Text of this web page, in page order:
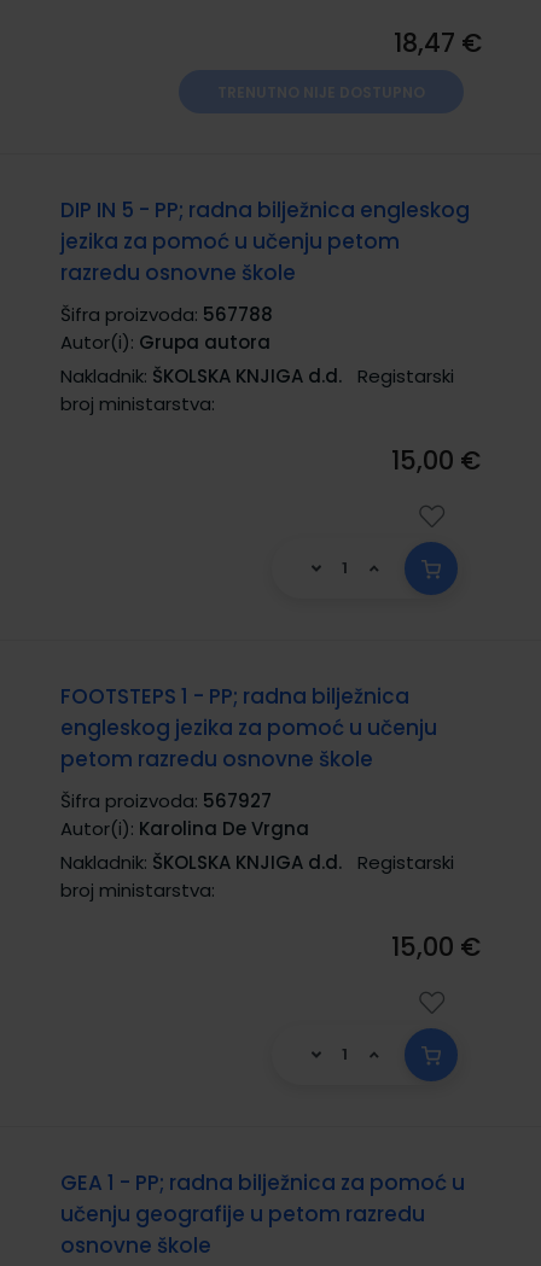
18,47 €
DIP IN 5 - PP; radna bilježnica engleskog
jezika za pomoć u učenju petom
razredu osnovne škole
Šifra proizvoda: 567788
Autor(i): Grupa autora
Nakladnik: ŠKOLSKA KNJIGA d.d.
Registarski
broj ministarstva:
15,00 €
FOOTSTEPS 1 - PP; radna bilježnica
engleskog jezika za pomoć u učenju
petom razredu osnovne škole
Šifra proizvoda: 567927
Autor(i): Karolina De Vrgna
Nakladnik: ŠKOLSKA KNJIGA d.d.
Registarski
broj ministarstva:
15,00 €
GEA 1 - PP; radna bilježnica za pomoć u
učenju geografije u petom razredu
osnovne škole